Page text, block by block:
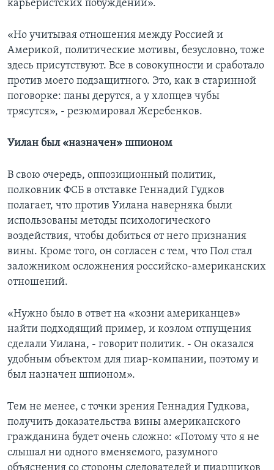
карьеристских побуждений».
«Но учитывая отношения между Россией и
Америкой, политические мотивы, безусловно, тоже
здесь присутствуют. Все в совокупности и сработало
против моего подзащитного. Это, как в старинной
поговорке: паны дерутся, а у хлопцев чубы
трясутся», - резюмировал Жеребенков.
Уилан был «назначен» шпионом
В свою очередь, оппозиционный политик,
полковник ФСБ в отставке Геннадий Гудков
полагает, что против Уилана наверняка были
использованы методы психологического
воздействия, чтобы добиться от него признания
вины. Кроме того, он согласен с тем, что Пол стал
заложником осложнения российско-американских
отношений.
«Нужно было в ответ на «козни американцев»
найти подходящий пример, и козлом отпущения
сделали Уилана, - говорит политик. - Он оказался
удобным объектом для пиар-компании, поэтому и
был назначен шпионом».
Тем не менее, с точки зрения Геннадия Гудкова,
получить доказательства вины американского
гражданина будет очень сложно: «Потому что я не
слышал ни одного вменяемого, разумного